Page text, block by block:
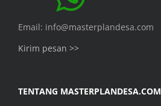
Email: info@masterplandesa.com
Kirim pesan >>
TENTANG MASTERPLANDESA.COM